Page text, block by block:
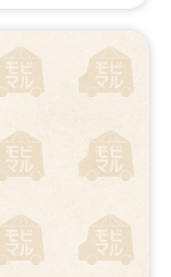
。
ろん、外国人来
グルメ好きな
“異文化体験”を
わいます。
理をはじめ、ス
国のストリート